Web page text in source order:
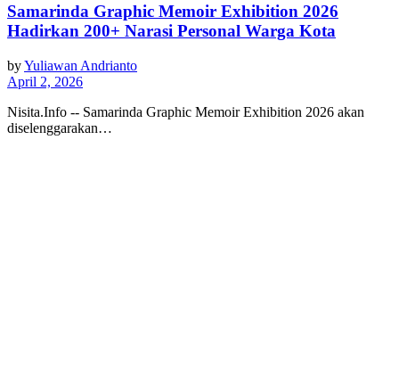
Samarinda Graphic Memoir Exhibition 2026
Hadirkan 200+ Narasi Personal Warga Kota
byYuliawan Andrianto
April 2, 2026
Nisita.Info -- Samarinda Graphic Memoir Exhibition 2026 akan
diselenggarakan…